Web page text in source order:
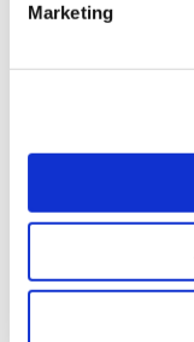
Marketing